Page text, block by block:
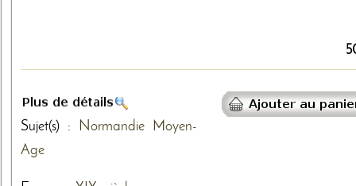
Sujet(s) : Normandie
Moyen-
Age